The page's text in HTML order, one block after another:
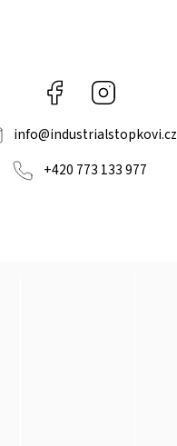
Facebook
info@industrialstopkovi.cz
+420 773 133 977